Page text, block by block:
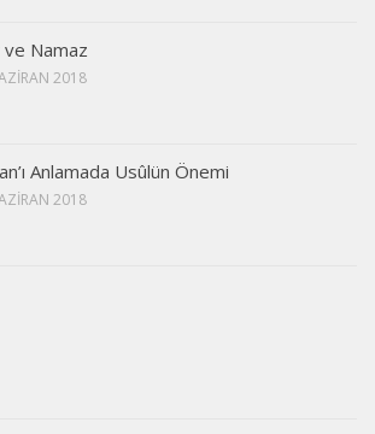
ve Namaz
2018
Anlamada Usûlün Önemi
2018